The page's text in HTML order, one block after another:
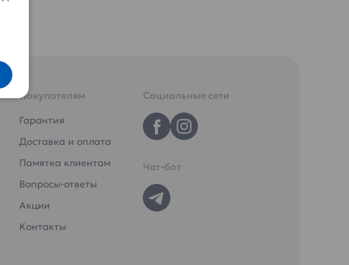
Покупателям
Гарантия
Доставка и оплата
Памятка клиентам
Вопросы-ответы
Акции
Контакты
Социальные сети
Чат-бот